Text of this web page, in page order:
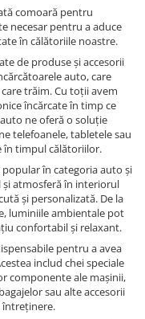
comoară pentru
necesar pentru a aduce
în călătoriile noastre.
de produse și accesorii
auto, care
trăim. Cu toții avem
încărcate în timp ce
ne oferă o soluție
telefoanele, tabletele sau
în timpul călătoriilor.
în categoria auto și
și atmosferă în interiorul
și personalizată. De la
luminiile ambientale pot
confortabil și relaxant.
pentru a avea
includ chei speciale
componente ale mașinii,
sau alte accesorii
întreținere.